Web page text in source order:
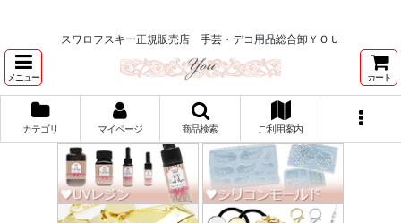
スワロフスキー正規販売店 手芸・デコ用品総合卸ＹＯＵ
メニュー カート
カテゴリ マイページ 商品検索 ご利用案内